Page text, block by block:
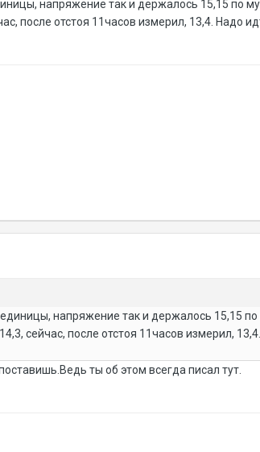
напряжение так и держалось 15,15 по
после отстоя 11часов измерил, 13,4. Надо
напряжение так и держалось 15,15
сейчас, после отстоя 11часов измерил,
ты об этом всегда писал тут.